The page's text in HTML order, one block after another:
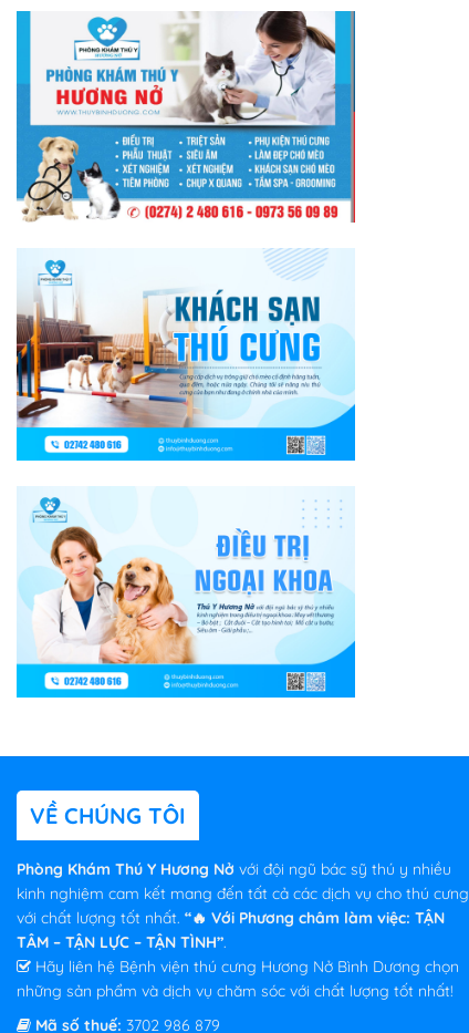
VỀ CHÚNG TÔI
Phòng Khám Thú Y Hương Nở với đội ngũ bác sỹ thú y nhiều
kinh nghiệm cam kết mang đến tất cả các dịch vụ cho thú cưng
với chất lượng tốt nhất. “🔥 Với Phương châm làm việc: TẬN
TÂM – TẬN LỰC – TẬN TÌNH”.
Hãy liên hệ Bệnh viện thú cưng Hương Nở Bình Dương chọn
những sản phẩm và dịch vụ chăm sóc với chất lượng tốt nhất!
Mã số thuế: 3702 986 879